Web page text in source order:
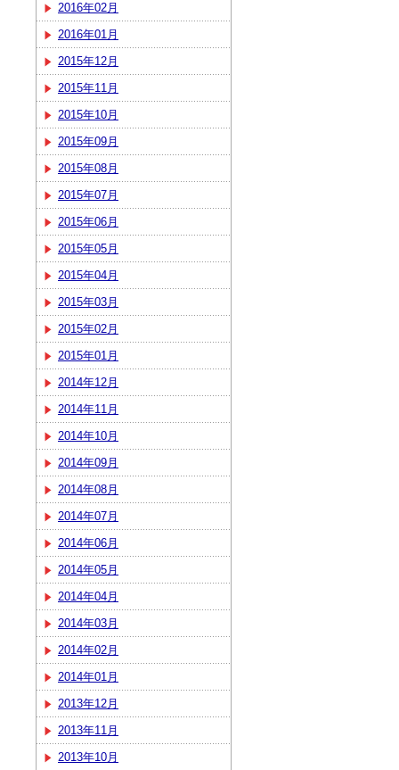
2016年02月
2016年01月
2015年12月
2015年11月
2015年10月
2015年09月
2015年08月
2015年07月
2015年06月
2015年05月
2015年04月
2015年03月
2015年02月
2015年01月
2014年12月
2014年11月
2014年10月
2014年09月
2014年08月
2014年07月
2014年06月
2014年05月
2014年04月
2014年03月
2014年02月
2014年01月
2013年12月
2013年11月
2013年10月